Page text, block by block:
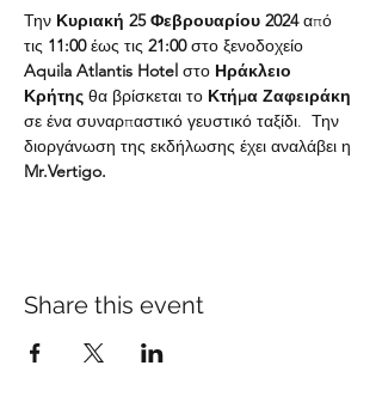
Την Κυριακή 25 Φεβρουαρίου 2024 από
τις 11:00 έως τις 21:00 στο ξενοδοχείο
Aquila Atlantis Hotel στο Ηράκλειο
Κρήτης θα βρίσκεται το Κτήμα Ζαφειράκη
σε ένα συναρπαστικό γευστικό ταξίδι.  Την
διοργάνωση της εκδήλωσης έχει αναλάβει η
Mr.Vertigo.
Share this event